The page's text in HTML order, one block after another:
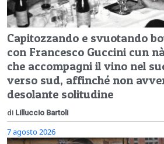
Capitozzando e svuotando
con Francesco Guccini cun
che accompagni il vino nel
verso sud, affinché non
desolante solitudine
di Lilluccio Bartoli
7 agosto 2026